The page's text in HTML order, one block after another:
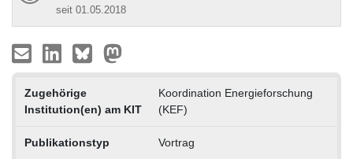
seit 01.05.2018
Zugehörige
Institution(en) am KIT
Koordination Energieforschung
(KEF)
Publikationstyp Vortrag